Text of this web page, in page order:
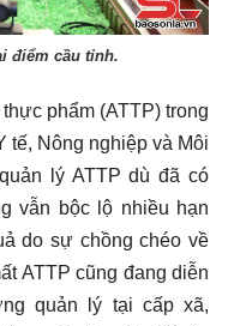
điểm cầu tỉnh.
phẩm (ATTP) trong
tế, Nông nghiệp và Môi
lý ATTP dù đã có
vẫn bộc lộ nhiều hạn
do sự chồng chéo về
ATTP cũng đang diễn
quản lý tại cấp xã,